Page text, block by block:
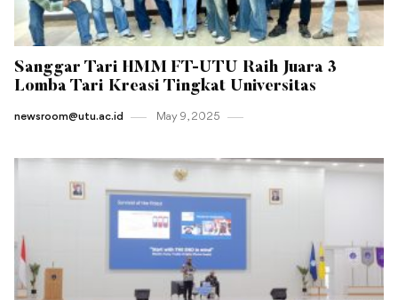
Sanggar Tari HMM FT-UTU Raih Juara 3
Lomba Tari Kreasi Tingkat Universitas
newsroom@utu.ac.id May 9 , 2025